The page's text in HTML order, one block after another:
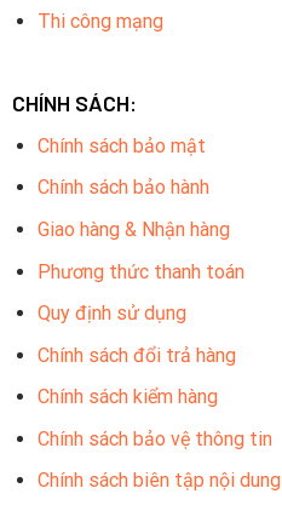
Thi công mạng
CHÍNH SÁCH:
Chính sách bảo mật
Chính sách bảo hành
Giao hàng & Nhận hàng
Phương thức thanh toán
Quy định sử dụng
Chính sách đổi trả hàng
Chính sách kiểm hàng
Chính sách bảo vệ thông tin
Chính sách biên tập nội dung